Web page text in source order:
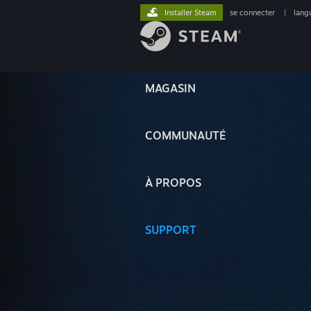
MAGASIN
COMMUNAUTÉ
À PROPOS
SUPPORT
Installer Steam se connecter